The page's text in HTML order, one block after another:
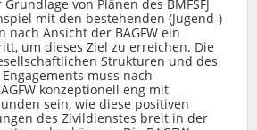
von Plänen des BMFSFJ
mit den bestehenden (Jugend-)
nach Ansicht der BAGFW ein
um dieses Ziel zu erreichen. Die
Strukturen und des
muss nach
konzeptionell eng mit
sein, wie diese positiven
des Zivildienstes breit in der